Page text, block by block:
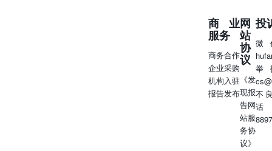
(Singapore) Pte. Limited（CMBISG）（公司注册号
201731928D）在新加坡分发。CMBISG是在《财务顾问法
案》（新加坡法例第110章）下所界定，并由新加坡金融管
理局监管的豁免财务顾问公司。CMBISG可根据《财务顾问
条例》第32C条下的安排分发其各自的外国实体，附属机构
或其他外国研究机构篇制的报告。如果报告在新加坡分发给
非《证券与期货法案》（新加坡法例第289章）所定义的认
可投资者，专家投资者或机构投资者，则CMBISG仅会在法
律要求的范围内对这些人士就报告内容承担法律责任。新加
坡的收件人应致电（+65 6350 4400）联系CMBISG，以了解
商业
服务
商务合作
企业采购
机构入驻
报告发布
网
站
协
议
《发
现报
告网
站服
务协
议》
投
微
举
不